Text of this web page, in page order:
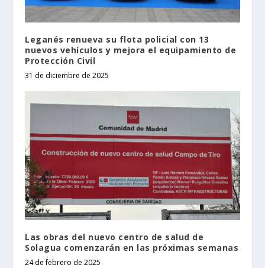
Leganés renueva su flota policial con 13
nuevos vehículos y mejora el equipamiento de
Protección Civil
31 de diciembre de 2025
Las obras del nuevo centro de salud de
Solagua comenzarán en las próximas semanas
24 de febrero de 2025